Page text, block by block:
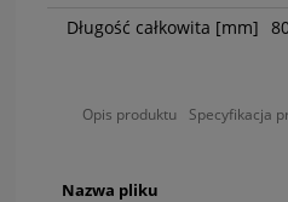
Długość całkowita [mm]
Opis produktu Specyfikacja
Nazwa pliku